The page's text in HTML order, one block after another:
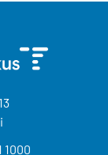
13
1000